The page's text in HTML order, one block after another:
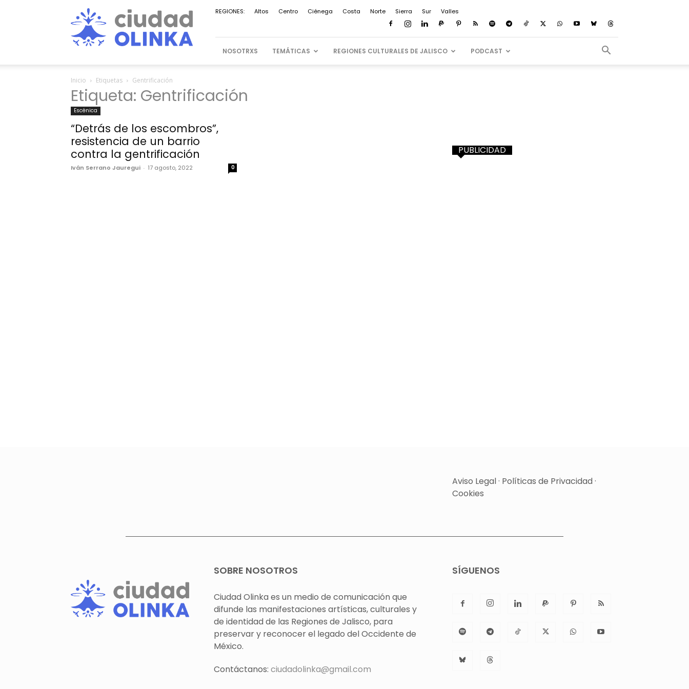
Ciudad
Olinka
REGIONES: Altos Centro Ciénega Costa Norte Sierra Sur Valles
NOSOTRXS TEMÁTICAS REGIONES CULTURALES DE JALISCO PODCAST
Inicio Etiquetas Gentrificación
Etiqueta: Gentrificación
Escénica
“Detrás de los escombros”,
resistencia de un barrio
contra la gentrificación
Iván Serrano Jauregui - 17 agosto, 2022 0
PUBLICIDAD
Aviso Legal· Políticas de Privacidad·
Cookies
SOBRE NOSOTROS
Ciudad Olinka es un medio de comunicación que
difunde las manifestaciones artísticas, culturales y
de identidad de las Regiones de Jalisco, para
preservar y reconocer el legado del Occidente de
México.
Contáctanos: ciudadolinka@gmail.com
SÍGUENOS